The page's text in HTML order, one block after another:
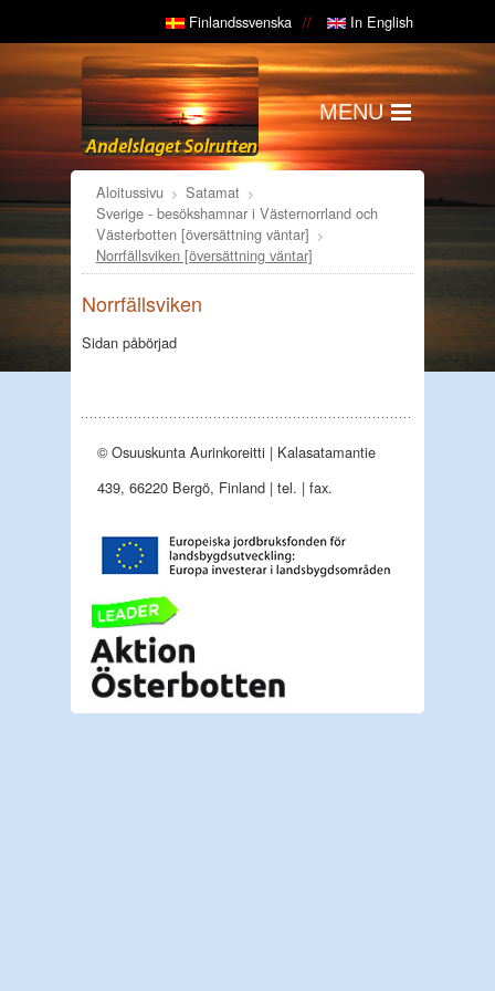
Finlandssvenska In English
MENU
Aloitussivu
Satamat
Sverige - besökshamnar i Västernorrland och
Västerbotten [översättning väntar]
Norrfällsviken [översättning väntar]
Norrfällsviken
Sidan påbörjad
© Osuuskunta Aurinkoreitti | Kalasatamantie
439, 66220 Bergö, Finland | tel. | fax.